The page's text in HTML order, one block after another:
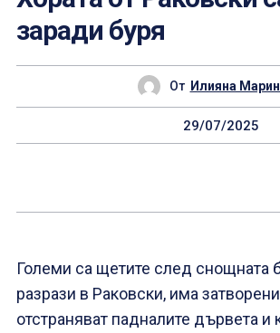
заради буря
От Илияна
29/07/2025
Големи са щетите след снощната
разрази в Раковски, има
отстраняват падналите дървета и